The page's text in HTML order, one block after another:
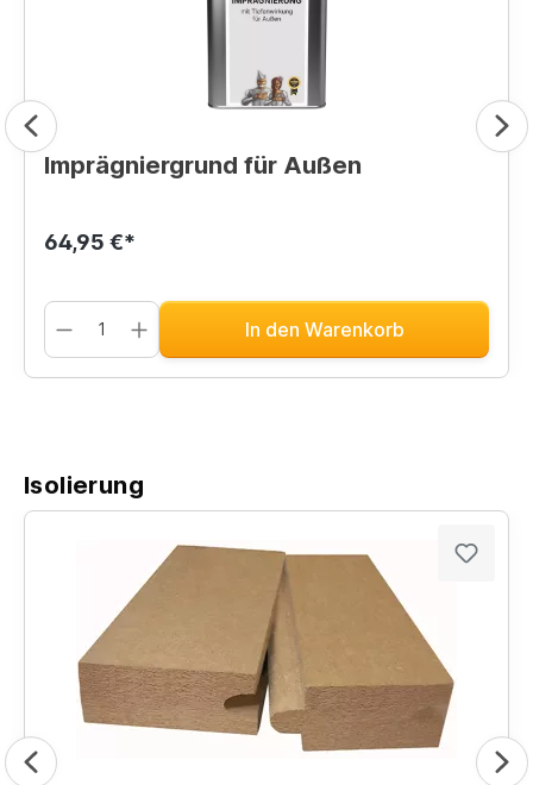
Imprägniergrund für Außen
64,95 €*
In den Warenkorb
Isolierung